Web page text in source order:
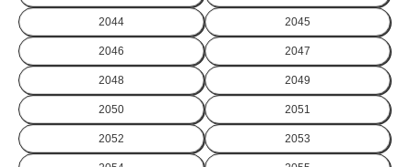
2044 2045
2046 2047
2048 2049
2050 2051
2052 2053